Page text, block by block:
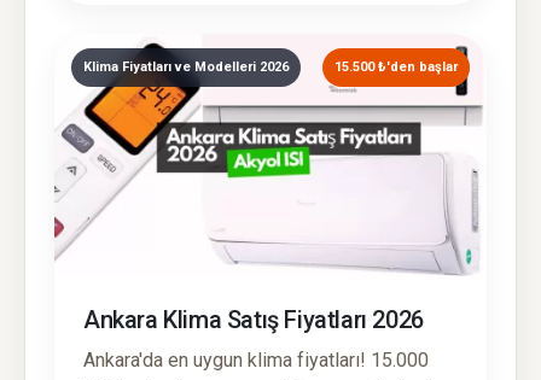
Klima Fiyatları ve Modelleri 2026 15.500 ₺'den başlar
Ankara Klima Satış Fiyatları 2026
Ankara'da en uygun klima fiyatları! 15.000